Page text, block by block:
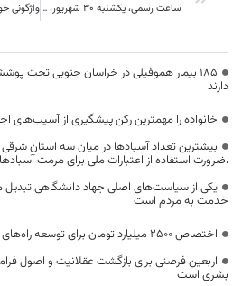
ساعت رسمی، یکشنبه ۳۰ شهریور، یک ساعت به عقب برمی‌گردد.
۱۸۵ بیمار هموفیلی در خراسان جنوبی تحت
دارند
خانواده را مهمترین رکن پیشگیری از آسیب‌های
بیشترین تعداد آسبادها در میان سه استان
،ضرورت استفاده از اعتبارات ملی برای مرمت آسبادها
یکی از سیاست‌های اصلی جهاد دانشگاهی
خدمت به مردم است
اختصاص 2500 میلیارد تومان برای توسعه راه‌های دوبانده خراسان جنوبی
اربعین فرصتی برای بازگشت عقلانیت و اصول
بشری است